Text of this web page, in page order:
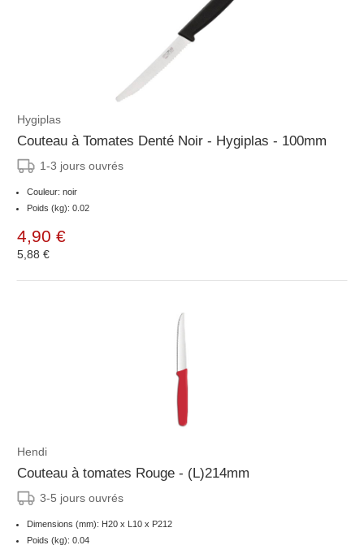
Hygiplas
Couteau à Tomates Denté Noir - Hygiplas - 100mm
1-3 jours ouvrés
Couleur: noir
Poids (kg): 0.02
4,90 €
5,88 €
Hendi
Couteau à tomates Rouge - (L)214mm
3-5 jours ouvrés
Dimensions (mm): H20 x L10 x P212
Poids (kg): 0.04